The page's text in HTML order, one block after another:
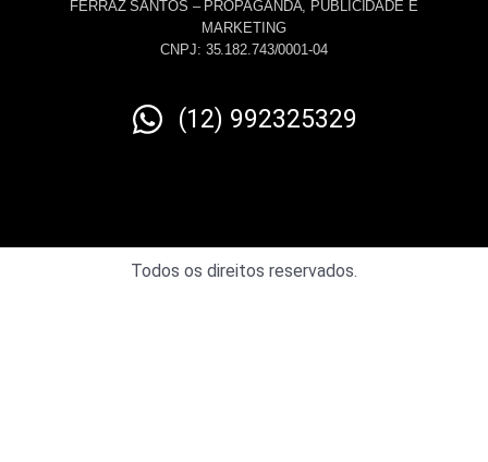
FERRAZ SANTOS – PROPAGANDA, PUBLICIDADE E
MARKETING
CNPJ: 35.182.743/0001-04
(12) 992325329
Todos os direitos reservados.